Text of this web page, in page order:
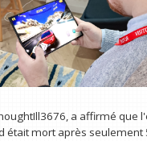
a affirmé que
était mort après seulement